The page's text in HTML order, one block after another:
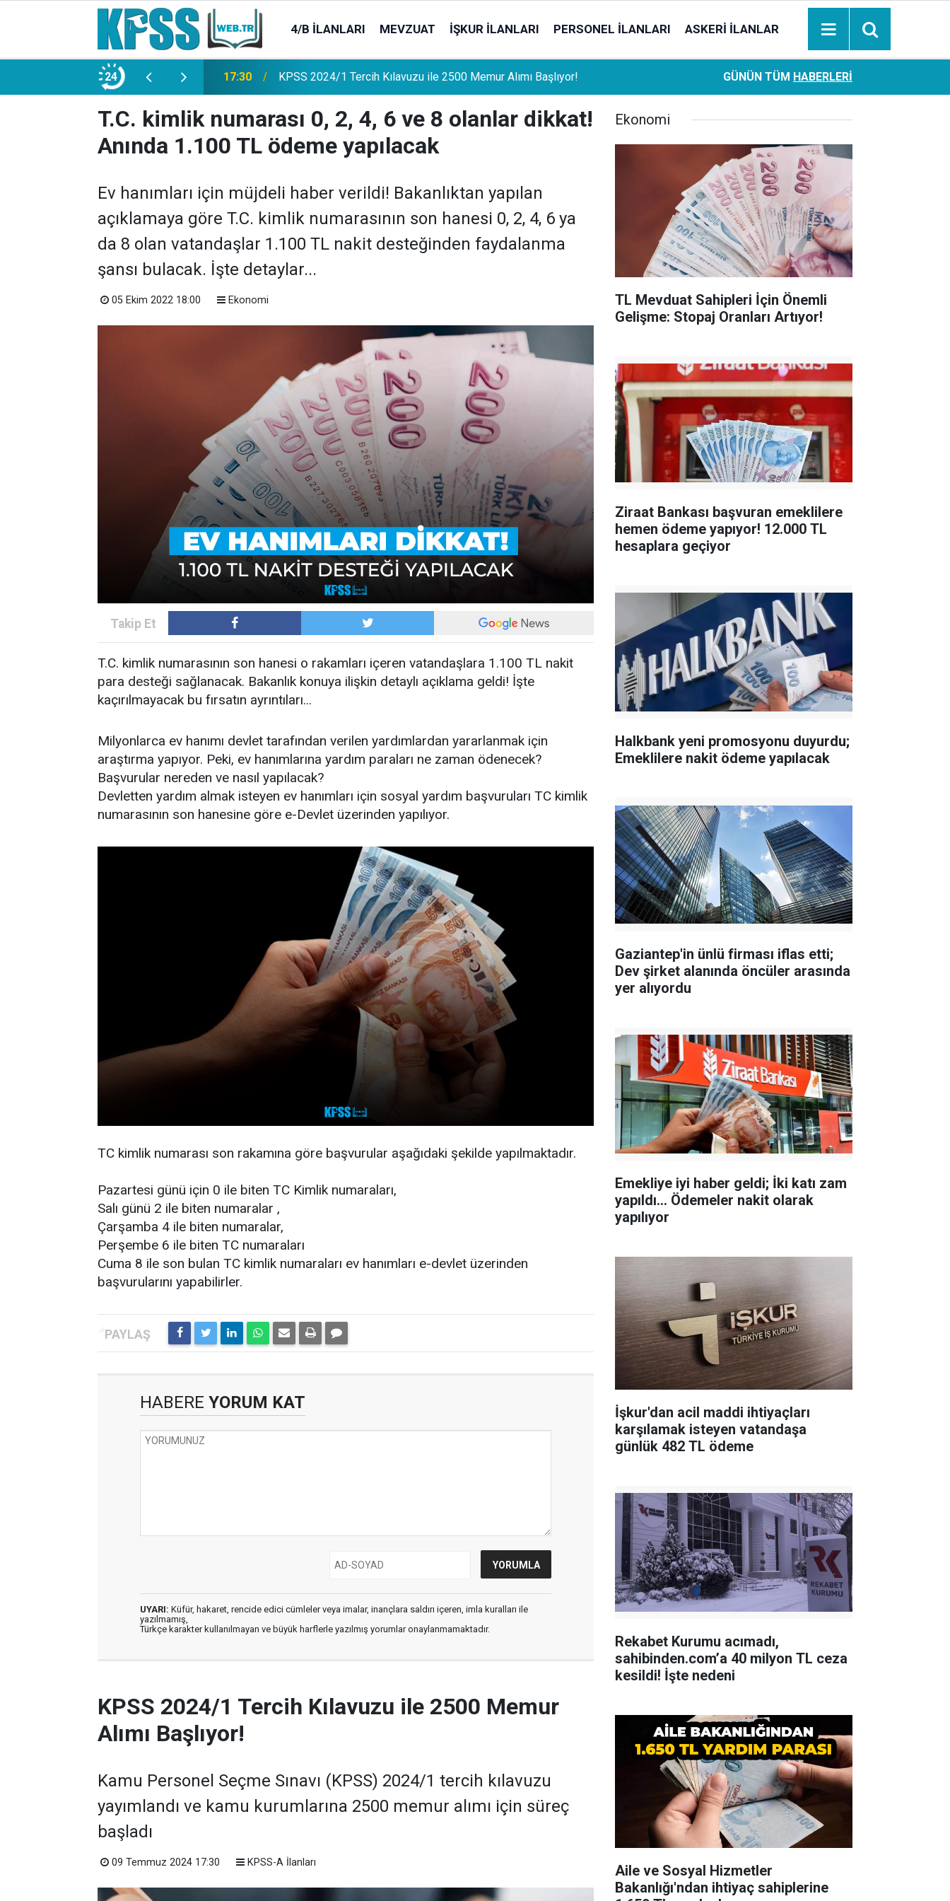
4/B İLANLARI MEVZUAT İŞKUR İLANLARI PERSONEL İLANLARI ASKERI İLANLAR
24
Memur Alımı Başlıyor! 21:20 TL Mevduat Sahipleri İçin Önemli Gelişme: Stopaj Oranları Artıyor!
Ziraat Bankası başvuran emeklilere hemen ödeme
hesaplara geçiyor
GÜNÜN TÜM HABERLERI
T.C. kimlik numarası 0, 2, 4, 6 ve 8 olanlar dikkat!
Anında 1.100 TL ödeme yapılacak
Ev hanımları için müjdeli haber verildi! Bakanlıktan yapılan
açıklamaya göre T.C. kimlik numarasının son hanesi 0, 2, 4, 6 ya
da 8 olan vatandaşlar 1.100 TL nakit desteğinden faydalanma
şansı bulacak. İşte detaylar...
05 Ekim 2022 18:00 Ekonomi
T.C. kimlik numarasının son hanesi o rakamları içeren vatandaşlara 1.100 TL nakit
para desteği sağlanacak. Bakanlık konuya ilişkin detaylı açıklama geldi! İşte
kaçırılmayacak bu fırsatın ayrıntıları...
Milyonlarca ev hanımı devlet tarafından verilen yardımlardan yararlanmak için
araştırma yapıyor. Peki, ev hanımlarına yardım paraları ne zaman ödenecek?
Başvurular nereden ve nasıl yapılacak?
Devletten yardım almak isteyen ev hanımları için sosyal yardım başvuruları TC kimlik
numarasının son hanesine göre e-Devlet üzerinden yapılıyor.
TC kimlik numarası son rakamına göre başvurular aşağıdaki şekilde yapılmaktadır.
Pazartesi günü için 0 ile biten TC Kimlik numaraları,
Salı günü 2 ile biten numaralar ,
Çarşamba 4 ile biten numaralar,
Perşembe 6 ile biten TC numaraları
Cuma 8 ile son bulan TC kimlik numaraları ev hanımları e-devlet üzerinden
başvurularını yapabilirler.
HABERE YORUM KAT
UYARI: Küfür, hakaret, rencide edici cümleler veya imalar, inançlara saldırı içeren, imla kuralları ile
yazılmamış,
Türkçe karakter kullanılmayan ve büyük harflerle yazılmış yorumlar onaylanmamaktadır.
KPSS 2024/1 Tercih Kılavuzu ile 2500 Memur
Alımı Başlıyor!
Kamu Personel Seçme Sınavı (KPSS) 2024/1 tercih kılavuzu
yayımlandı ve kamu kurumlarına 2500 memur alımı için süreç
başladı
09 Temmuz 2024 17:30 KPSS-A İlanları
Ekonomi
TL Mevduat Sahipleri İçin Önemli
Gelişme: Stopaj Oranları Artıyor!
Ziraat Bankası başvuran emeklilere
hemen ödeme yapıyor! 12.000 TL
hesaplara geçiyor
Halkbank yeni promosyonu duyurdu;
Emeklilere nakit ödeme yapılacak
Gaziantep'in ünlü firması iflas etti;
Dev şirket alanında öncüler arasında
yer alıyordu
Emekliye iyi haber geldi; İki katı zam
yapıldı... Ödemeler nakit olarak
yapılıyor
İşkur'dan acil maddi ihtiyaçları
karşılamak isteyen vatandaşa
günlük 482 TL ödeme
Rekabet Kurumu acımadı,
sahibinden.com’a 40 milyon TL ceza
kesildi! İşte nedeni
Aile ve Sosyal Hizmetler
Bakanlığı'ndan ihtiyaç sahiplerine